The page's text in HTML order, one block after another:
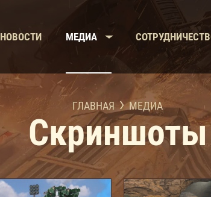
НОВОСТИ МЕДИА
ГЛАВНАЯ МЕДИА
Скриншоты